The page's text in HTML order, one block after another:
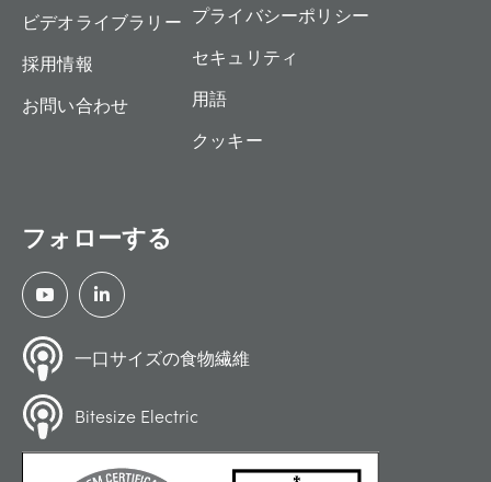
ビデオライブラリー
採用情報
お問い合わせ
プライバシーポリシー
セキュリティ
用語
クッキー
フォローする
一口サイズの食物繊維
Bitesize Electric